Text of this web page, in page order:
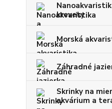
krevety
Morská
Záhradné
Skrinky na
akvárium a